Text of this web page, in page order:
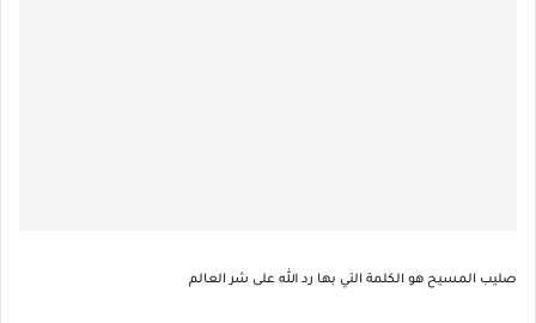
صليب المسيح هو الكلمة التي بها رد الله على شر العالم